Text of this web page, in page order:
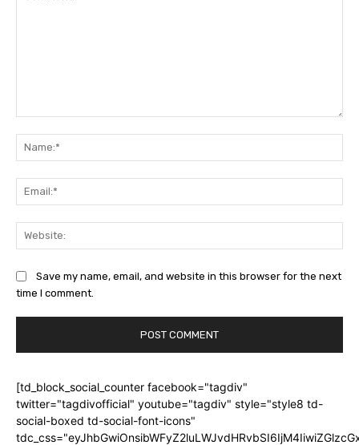
Save my name, email, and website in this browser for the next
time I comment.
[td_block_social_counter facebook="tagdiv"
twitter="tagdivofficial" youtube="tagdiv" style="style8 td-
social-boxed td-social-font-icons"